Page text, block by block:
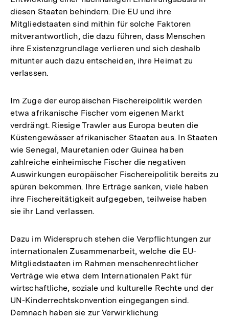
diesen Staaten behindern. Die EU und ihre
Mitgliedstaaten sind mithin für solche Faktoren
mitverantwortlich, die dazu führen, dass Menschen
ihre Existenzgrundlage verlieren und sich deshalb
mitunter auch dazu entscheiden, ihre Heimat zu
verlassen.
Im Zuge der europäischen Fischereipolitik werden
etwa afrikanische Fischer vom eigenen Markt
verdrängt. Riesige Trawler aus Europa beuten die
Küstengewässer afrikanischer Staaten aus. In Staaten
wie Senegal, Mauretanien oder Guinea haben
zahlreiche einheimische Fischer die negativen
Auswirkungen europäischer Fischereipolitik bereits zu
spüren bekommen. Ihre Erträge sanken, viele haben
ihre Fischereitätigkeit aufgegeben, teilweise haben
sie ihr Land verlassen.
Dazu im Widerspruch stehen die Verpflichtungen zur
internationalen Zusammenarbeit, welche die EU-
Mitgliedstaaten im Rahmen menschenrechtlicher
Verträge wie etwa dem Internationalen Pakt für
wirtschaftliche, soziale und kulturelle Rechte und der
UN-Kinderrechtskonvention eingegangen sind.
Demnach haben sie zur Verwirklichung